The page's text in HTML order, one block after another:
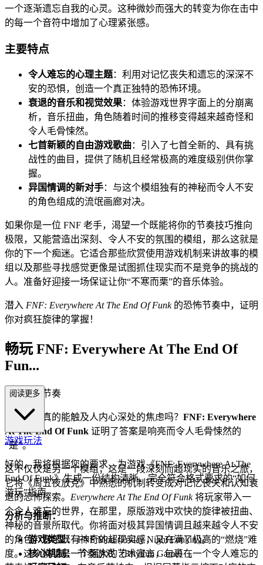
一个逐渐遗忘自我的心灵。这种微妙而强大的转变为你在击中
的每一个音符中增加了心理紧张感。
主要特点
令人难忘的心理主题：利用对记忆丧失和遗忘的深深不
安的恐惧，创造一个真正独特的恐怖环境。
衰退的音乐和视觉效果：体验游戏世界字面上的分崩离
析，音乐扭曲，角色随着时间的推移变得越来越奇怪和
令人毛骨悚然。
七首新颖的自由游戏歌曲：引入了七首全新的、具有挑
战性的曲目，提供了随机且经常极高的难度级别供你掌
握。
异国情调的新对手：与这个模组独有的神秘而令人不安
的角色组成的流氓画廊对决。
如果你是一位 FNF 老手，渴望一个既能将你的节奏技巧推向
极限，又能营造出深刻、令人不安的氛围的模组，那么这就是
你的下一个痴迷。它适合那些欣赏使用游戏机制来讲故事的模
组以及那些寻找感觉更像是试图抓住现实而不是竞争的挑战的
人。准备好迎接一场保证让你“不寒而栗”的音乐体验。
潜入 FNF: Everywhere At The End Of Funk的恐怖节奏中，证明
你对疯狂旋律的掌握！
畅玩 FNF: Everywhere At The End Of
Fun...
k: 绝望的节奏
节奏游戏真的能触及人内心深处的焦虑吗？ FNF: Everywhere
At The End Of Funk 证明了答案是响亮而令人毛骨悚然的
“是”。
这不仅仅是另一个模组；这是一段深刻而超现实的音乐之旅，
它将《周五夜放克》中熟悉的机制转变成对记忆丧失和认知衰
退的恐怖探索。 Everywhere At The End Of Funk将玩家带入一
个令人难忘的世界，在那里，原版游戏中欢快的旋律被扭曲、
神秘的音景所取代。你将面对极其异国情调且越来越令人不安
的角色，音乐既有神奇的超现实感，又充满了极高的“燃烧”难
度。这个模组是一个强大的艺术宣言，包裹在一个令人难忘的
阅读更多
游戏玩法
好的，我将根据您的要求，为游戏《FNF: Everywhere At The
End Of Funk》生成一份结构清晰、完全符合格式要求的“如何
游玩”指南。
分析与推断：
游戏类型：FNF Mod (Friday Night Funkin')。
核心机制：节奏游戏（Rhythm Game）。